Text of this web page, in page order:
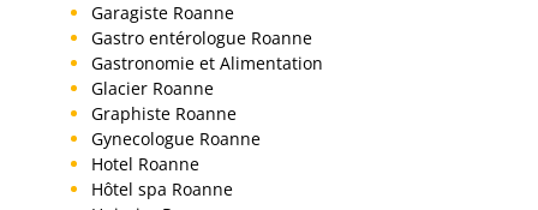
Garagiste Roanne
Gastro entérologue Roanne
Gastronomie et Alimentation
Glacier Roanne
Graphiste Roanne
Gynecologue Roanne
Hotel Roanne
Hôtel spa Roanne